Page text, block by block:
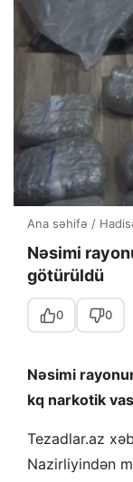
Ana səhifə /
Nəsimi
götürüldü
0 0
Nəsimi
kq narkotik
Tezadlar.az
Nazirliyindən